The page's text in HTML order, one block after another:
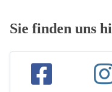
Sie finden uns